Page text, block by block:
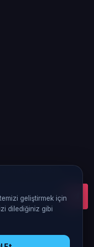
haberdar olun.
geliştirmek için
dilediğiniz gibi